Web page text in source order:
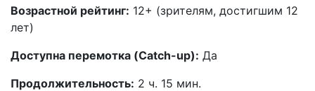
Возрастной рейтинг: 12+ (зрителям, достигшим 12
лет)
Доступна перемотка (Catch-up): Да
Продолжительность: 2 ч. 15 мин.